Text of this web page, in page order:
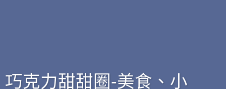
巧克力甜甜圈-美食、小